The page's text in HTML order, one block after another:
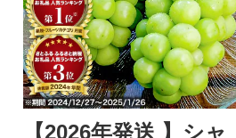
【2026年発送 】シャ